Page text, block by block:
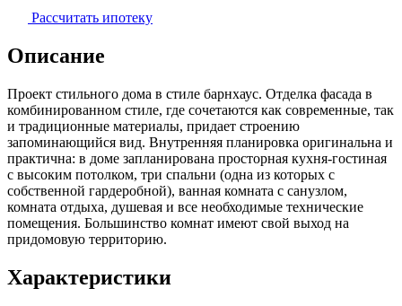
Рассчитать ипотеку
Описание
Проект стильного дома в стиле барнхаус. Отделка фасада в
комбинированном стиле, где сочетаются как современные, так
и традиционные материалы, придает строению
запоминающийся вид. Внутренняя планировка оригинальна и
практична: в доме запланирована просторная кухня-гостиная
с высоким потолком, три спальни (одна из которых с
собственной гардеробной), ванная комната с санузлом,
комната отдыха, душевая и все необходимые технические
помещения. Большинство комнат имеют свой выход на
придомовую территорию.
Характеристики